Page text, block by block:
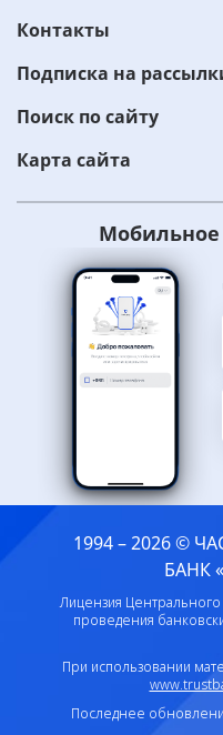
Контакты
Подписка на
Поиск по сайту
Карта сайта
1994 – 2026 ©
БАНК
Лицензия Центрального
проведения
При использовании
Последнее